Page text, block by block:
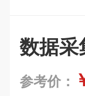
数据采
参考价：